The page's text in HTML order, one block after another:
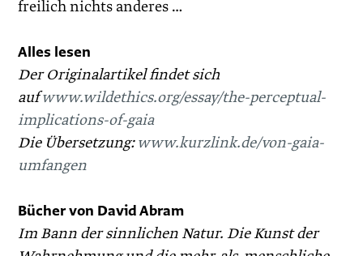
freilich nichts anderes …
Alles lesen
Der Originalartikel findet sich
aufwww.wildethics.org/essay/the-perceptual-
implications-of-gaia
Die Übersetzung:www.kurzlink.de/von-gaia-
umfangen
Bücher von David Abram
Im Bann der sinnlichen Natur. Die Kunst der